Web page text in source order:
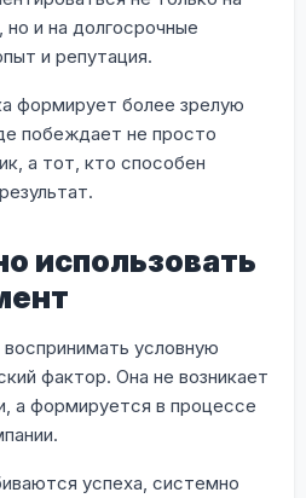
и на долгосрочные
и репутация.
формирует более зрелую
побеждает не просто
а тот, кто способен
использовать
условную
фактор. Она не возникает
а формируется в процессе
успеха, системно